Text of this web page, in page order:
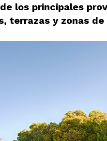
los principales
terrazas y zonas de